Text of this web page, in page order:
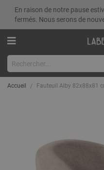
En raison de notre pause
fermés. Nous serons de
Accueil Fauteuil Alby 82x88x81